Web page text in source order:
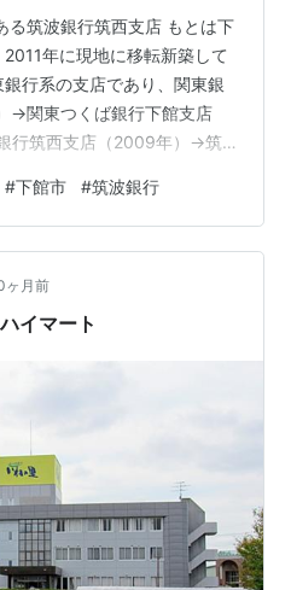
る筑波銀行筑西支店 もとは下
年に現地に移転新築して
行系の支店であり、関東銀
→関東つくば銀行下館支店
行筑西支店（2009年）→筑
建物も駐車場もそこそこな
ュースリリース
cms/article/e127d8b74
attachment.…
#下館市 #筑波銀行
ヶ月前
イマート